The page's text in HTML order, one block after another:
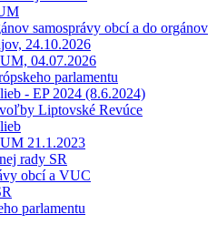
samosprávy obcí a do orgánov
24.10.2026
04.07.2026
parlamentu
- EP 2024 (8.6.2024)
Liptovské Revúce
21.1.2023
rady SR
obcí a VUC
parlamentu